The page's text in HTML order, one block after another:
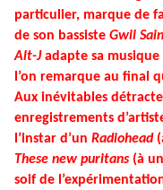
particulier, marque de
de son bassiste Gwil
Alt-Jadapte sa
l’on remarque au final
Aux inévitables
enregistrements
l’instar d’un Radiohead
These new puritans(à
soif de